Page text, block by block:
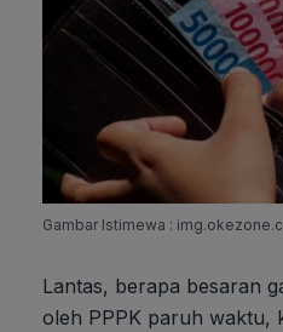
Gambar Istimewa :
Lantas, berapa besaran
oleh PPPK paruh waktu,